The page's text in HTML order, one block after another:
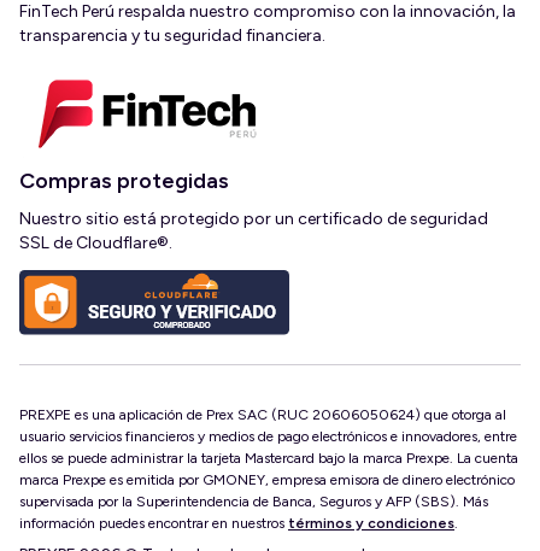
FinTech Perú respalda nuestro compromiso con la innovación, la
transparencia y tu seguridad financiera.
Compras protegidas
Nuestro sitio está protegido por un certificado de seguridad
SSL de Cloudflare®.
PREXPE es una aplicación de Prex SAC (RUC 20606050624) que otorga al
usuario servicios financieros y medios de pago electrónicos e innovadores, entre
ellos se puede administrar la tarjeta Mastercard bajo la marca Prexpe. La cuenta
marca Prexpe es emitida por GMONEY, empresa emisora de dinero electrónico
supervisada por la Superintendencia de Banca, Seguros y AFP (SBS). Más
información puedes encontrar en nuestros términos y condiciones.